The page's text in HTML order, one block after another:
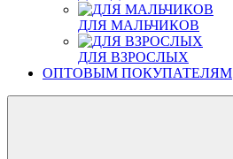
ДЛЯ МАЛЬЧИКОВ
ДЛЯ ВЗРОСЛЫХ
ОПТОВЫМ ПОКУПАТЕЛЯМ